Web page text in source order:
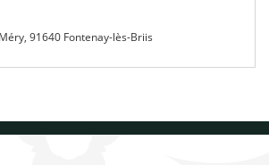
91640 Fontenay-lès-Briis